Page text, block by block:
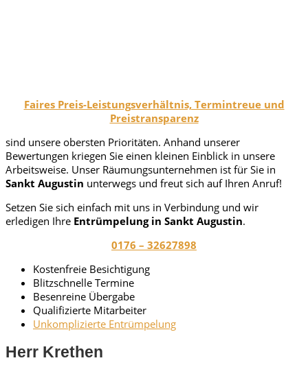
Faires Preis-Leistungsverhältnis, Termintreue und
Preistransparenz
sind unsere obersten Prioritäten. Anhand unserer
Bewertungen kriegen Sie einen kleinen Einblick in unsere
Arbeitsweise. Unser Räumungsunternehmen ist für Sie in
Sankt Augustin unterwegs und freut sich auf Ihren Anruf!
Setzen Sie sich einfach mit uns in Verbindung und wir
erledigen Ihre Entrümpelung in Sankt Augustin.
0176 – 32627898
Kostenfreie Besichtigung
Blitzschnelle Termine
Besenreine Übergabe
Qualifizierte Mitarbeiter
Unkomplizierte Entrümpelung
Herr Krethen